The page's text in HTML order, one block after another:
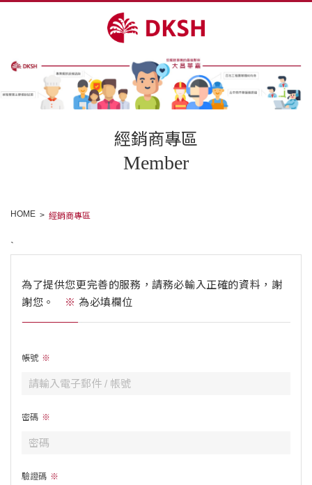
經銷商專區
Member
HOME 經銷商專區
`
為了提供您更完善的服務，請務必輸入正確的資料，謝
謝您。
為必填欄位
帳號
密碼
驗證碼